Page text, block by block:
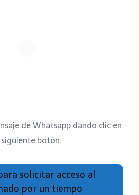
de Whatsapp dando clic en
siguiente botón:
solicitar acceso al
por un tiempo